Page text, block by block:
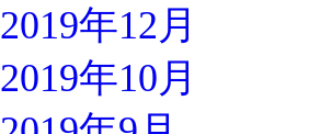
2019年12月
2019年10月